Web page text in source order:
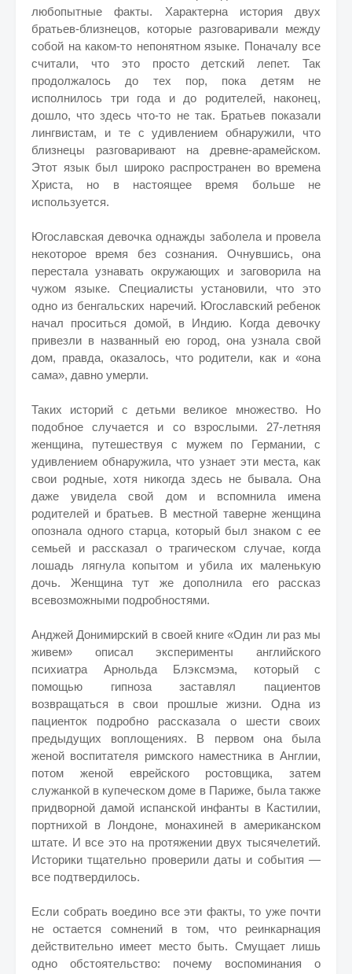
любопытные факты. Характерна история двух
братьев-близнецов, которые разговаривали между
собой на каком-то непонятном языке. Поначалу все
считали, что это просто детский лепет. Так
продолжалось до тех пор, пока детям не
исполнилось три года и до родителей, наконец,
дошло, что здесь что-то не так. Братьев показали
лингвистам, и те с удивлением обнаружили, что
близнецы разговаривают на древне-арамейском.
Этот язык был широко распространен во времена
Христа, но в настоящее время больше не
используется.
Югославская девочка однажды заболела и провела
некоторое время без сознания. Очнувшись, она
перестала узнавать окружающих и заговорила на
чужом языке. Специалисты установили, что это
одно из бенгальских наречий. Югославский ребенок
начал проситься домой, в Индию. Когда девочку
привезли в названный ею город, она узнала свой
дом, правда, оказалось, что родители, как и «она
сама», давно умерли.
Таких историй с детьми великое множество. Но
подобное случается и со взрослыми. 27-летняя
женщина, путешествуя с мужем по Германии, с
удивлением обнаружила, что узнает эти места, как
свои родные, хотя никогда здесь не бывала. Она
даже увидела свой дом и вспомнила имена
родителей и братьев. В местной таверне женщина
опознала одного старца, который был знаком с ее
семьей и рассказал о трагическом случае, когда
лошадь лягнула копытом и убила их маленькую
дочь. Женщина тут же дополнила его рассказ
всевозможными подробностями.
Анджей Донимирский в своей книге «Один ли раз мы
живем» описал эксперименты английского
психиатра Арнольда Блэксмэма, который с
помощью гипноза заставлял пациентов
возвращаться в свои прошлые жизни. Одна из
пациенток подробно рассказала о шести своих
предыдущих воплощениях. В первом она была
женой воспитателя римского наместника в Англии,
потом женой еврейского ростовщика, затем
служанкой в купеческом доме в Париже, была также
придворной дамой испанской инфанты в Кастилии,
портнихой в Лондоне, монахиней в американском
штате. И все это на протяжении двух тысячелетий.
Историки тщательно проверили даты и события —
все подтвердилось.
Если собрать воедино все эти факты, то уже почти
не остается сомнений в том, что реинкарнация
действительно имеет место быть. Смущает лишь
одно обстоятельство: почему воспоминания о